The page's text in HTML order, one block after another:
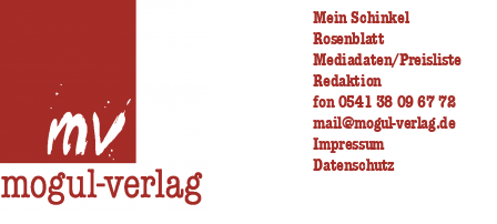
springen
Mein Schinkel
Rosenblatt
Mediadaten/Preisliste
Redaktion
fon 0541 38 09 67 72
mail@mogul-verlag.de
Impressum
Datenschutz